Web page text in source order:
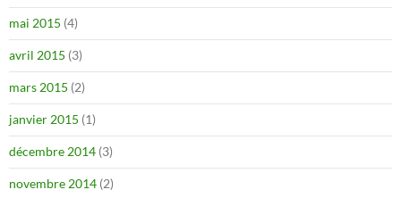
mai 2015 (4)
avril 2015 (3)
mars 2015 (2)
janvier 2015 (1)
décembre 2014 (3)
novembre 2014 (2)